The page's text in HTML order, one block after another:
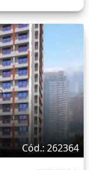
Cód.: 262364